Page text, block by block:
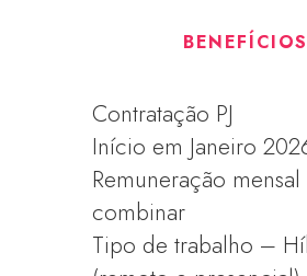
BENEFÍCIOS
Contratação PJ
Início em Janeiro
Remuneração
combinar
Tipo de trabalho –